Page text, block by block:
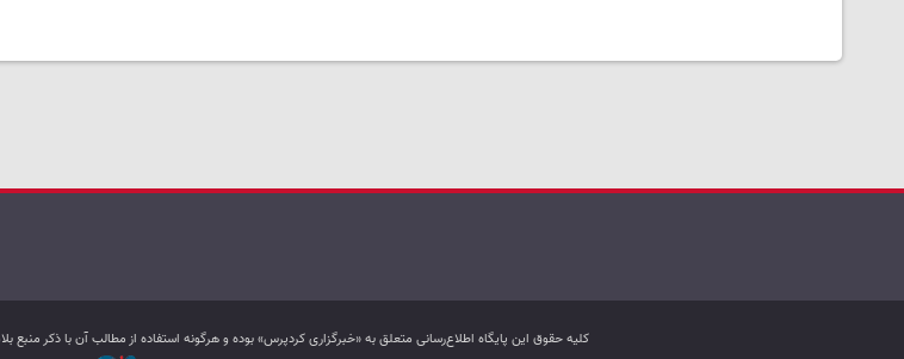
کليه حقوق اين پایگاه اطلاع‌رسانی متعلق به «خبرگزاری کردپرس» بوده و هرگونه استفاده از مطالب آن با ذکر